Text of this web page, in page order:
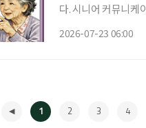
다. 시니어 커뮤니케
2026-07-23 06:00
1 2 3 4